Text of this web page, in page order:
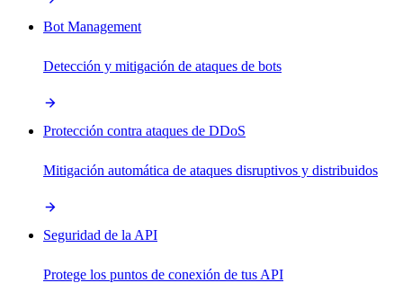
Bot Management
Detección y mitigación de ataques de bots
Protección contra ataques de DDoS
Mitigación automática de ataques disruptivos y distribuidos
Seguridad de la API
Protege los puntos de conexión de tus API